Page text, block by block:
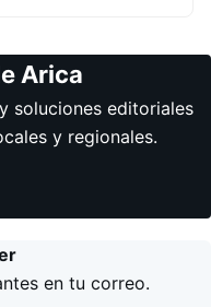
Arica
soluciones editoriales
y regionales.
en tu correo.